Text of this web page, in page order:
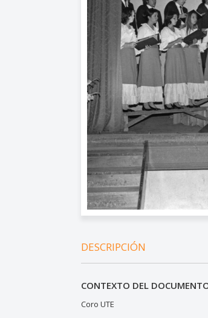
DESCRIPCIÓN
CONTEXTO DEL
Coro UTE